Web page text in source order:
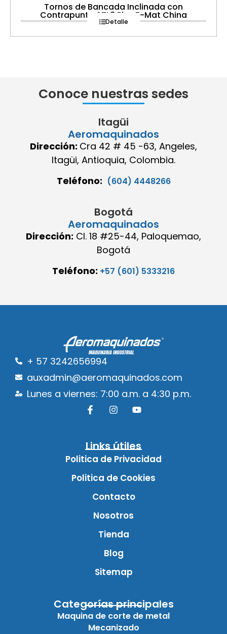
Tornos de Bancada Inclinada con
Contrapunta STL8 Plus Z-Mat China
Detalle
Conoce nuestras sedes
Itagüi
Aeromaquinados
Dirección: Cra 42 # 45 -63, Angeles,
Itagüi, Antioquia, Colombia.
Teléfono: (604) 4448266
Bogotá
Aeromaquinados
Dirección: Cl. 18 #25-44, Paloquemao,
Bogotá
Teléfono: +57 (601) 5333216
+ 57 3242656994
auxadmin@aeromaquinados.com
Lunes a viernes: 7:00 a.m. a 4:30 p.m.
Links útiles
Politica de Privacidad
Politica de Cookies
Contacto
Nosotros
Tienda
Blog
Sitemap
Categorías principales
Maquina de corte de metal
Mecanizado